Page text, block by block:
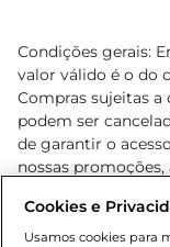
Condições gerais:
valor válido é o do
Compras sujeitas
podem ser
de garantir o
nossas
cliente. Os preços,
o e-commerce e
Cookies e
Usamos cookies para